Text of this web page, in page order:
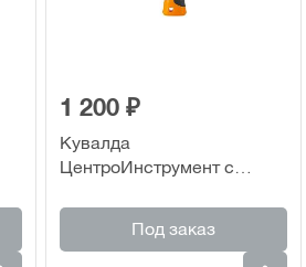
1 200 ₽
Кувалда
ЦентроИнструмент с
рукояткой 1500 гр.
Под заказ